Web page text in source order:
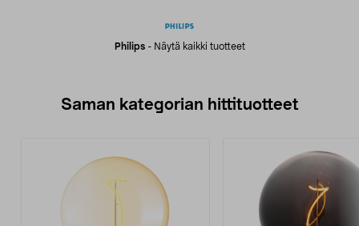
Philips- Näytä kaikki tuotteet
Saman kategorian hittituotteet